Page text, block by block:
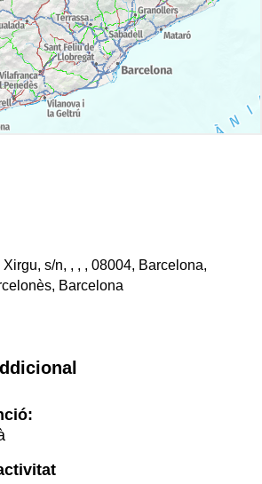
s/n, , , , 08004, Barcelona,
Barcelona